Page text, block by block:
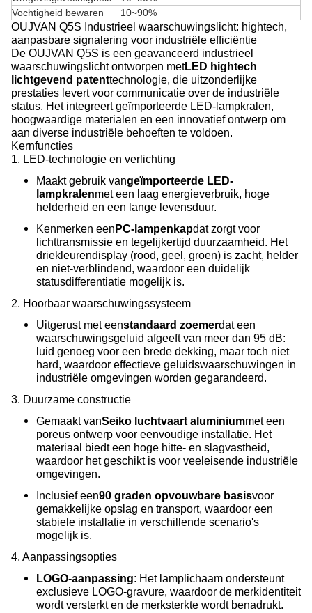
Vochtigheid bewaren
10~90%
OUJVAN Q5S Industrieel waarschuwingslicht: hightech,
aanpasbare signalering voor industriële efficiëntie
De OUJVAN Q5S is een geavanceerd industrieel
waarschuwingslicht ontworpen metLED hightech
lichtgevend patenttechnologie, die uitzonderlijke
prestaties levert voor communicatie over de industriële
status. Het integreert geïmporteerde LED-lampkralen,
hoogwaardige materialen en een innovatief ontwerp om
aan diverse industriële behoeften te voldoen.
Kernfuncties
1. LED-technologie en verlichting
Maakt gebruik vangeïmporteerde LED-
lampkralenmet een laag energieverbruik, hoge
helderheid en een lange levensduur.
Kenmerken eenPC-lampenkapdat zorgt voor
lichttransmissie en tegelijkertijd duurzaamheid. Het
driekleurendisplay (rood, geel, groen) is zacht, helder
en niet-verblindend, waardoor een duidelijk
statusdifferentiatie mogelijk is.
2. Hoorbaar waarschuwingssysteem
Uitgerust met eenstandaard zoemerdat een
waarschuwingsgeluid afgeeft van meer dan 95 dB:
luid genoeg voor een brede dekking, maar toch niet
hard, waardoor effectieve geluidswaarschuwingen in
industriële omgevingen worden gegarandeerd.
3. Duurzame constructie
Gemaakt vanSeiko luchtvaart aluminiummet een
poreus ontwerp voor eenvoudige installatie. Het
materiaal biedt een hoge hitte- en slagvastheid,
waardoor het geschikt is voor veeleisende industriële
omgevingen.
Inclusief een90 graden opvouwbare basisvoor
gemakkelijke opslag en transport, waardoor een
stabiele installatie in verschillende scenario's
mogelijk is.
4. Aanpassingsopties
LOGO-aanpassing: Het lamplichaam ondersteunt
exclusieve LOGO-gravure, waardoor de merkidentiteit
wordt versterkt en de merksterkte wordt benadrukt.